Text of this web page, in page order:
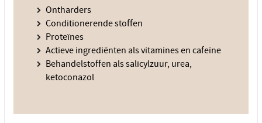
Ontharders
Conditionerende stoffen
Proteïnes
Actieve ingrediënten als vitamines en cafeïne
Behandelstoffen als salicylzuur, urea,
ketoconazol